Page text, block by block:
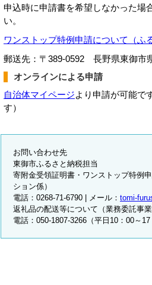
申込時に申請書を希望しなかった場
い。
ワンストップ特例申請について（ふ
郵送先：〒389-0592 長野県東御
オンラインによる申請
自治体マイページより申請が可能で
す）
お問い合わせ先
東御市ふるさと納税担当
寄附金受領証明書・ワンストップ特例
ション係）
電話：0268-71-6790 | メール： tomi-
返礼品の配送等について（業務委託事
電話：050-1807-3266（平日10：00～17